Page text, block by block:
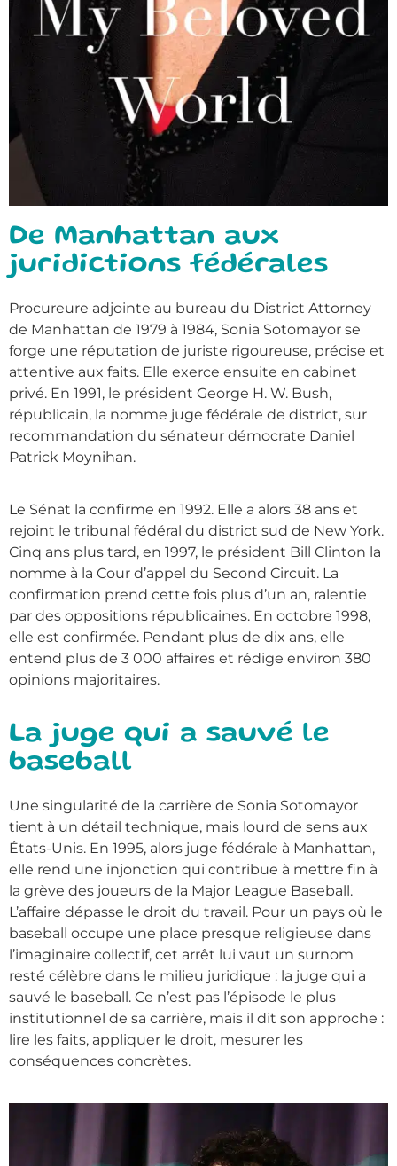
De Manhattan aux
juridictions fédérales
Procureure adjointe au bureau du District Attorney
de Manhattan de 1979 à 1984, Sonia Sotomayor se
forge une réputation de juriste rigoureuse, précise et
attentive aux faits. Elle exerce ensuite en cabinet
privé. En 1991, le président George H. W. Bush,
républicain, la nomme juge fédérale de district, sur
recommandation du sénateur démocrate Daniel
Patrick Moynihan.
Le Sénat la confirme en 1992. Elle a alors 38 ans et
rejoint le tribunal fédéral du district sud de New York.
Cinq ans plus tard, en 1997, le président Bill Clinton la
nomme à la Cour d’appel du Second Circuit. La
confirmation prend cette fois plus d’un an, ralentie
par des oppositions républicaines. En octobre 1998,
elle est confirmée. Pendant plus de dix ans, elle
entend plus de 3 000 affaires et rédige environ 380
opinions majoritaires.
La juge qui a sauvé le
baseball
Une singularité de la carrière de Sonia Sotomayor
tient à un détail technique, mais lourd de sens aux
États-Unis. En 1995, alors juge fédérale à Manhattan,
elle rend une injonction qui contribue à mettre fin à
la grève des joueurs de la Major League Baseball.
L’affaire dépasse le droit du travail. Pour un pays où le
baseball occupe une place presque religieuse dans
l’imaginaire collectif, cet arrêt lui vaut un surnom
resté célèbre dans le milieu juridique : la juge qui a
sauvé le baseball. Ce n’est pas l’épisode le plus
institutionnel de sa carrière, mais il dit son approche :
lire les faits, appliquer le droit, mesurer les
conséquences concrètes.